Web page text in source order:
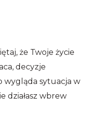
że Twoje życie
decyzje
wygląda sytuacja w
działasz wbrew